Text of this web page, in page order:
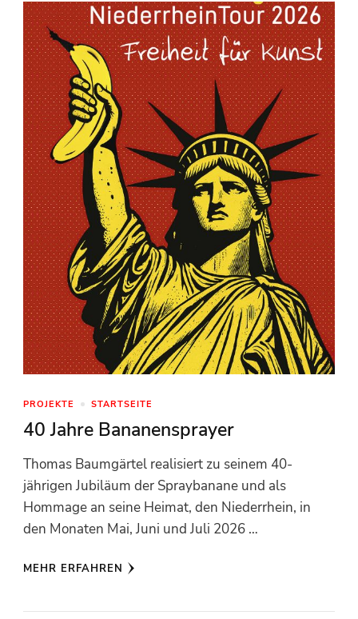
PROJEKTE STARTSEITE
40 Jahre Bananensprayer
Thomas Baumgärtel realisiert zu seinem 40-
jährigen Jubiläum der Spraybanane und als
Hommage an seine Heimat, den Niederrhein, in
den Monaten Mai, Juni und Juli 2026 …
MEHR ERFAHREN